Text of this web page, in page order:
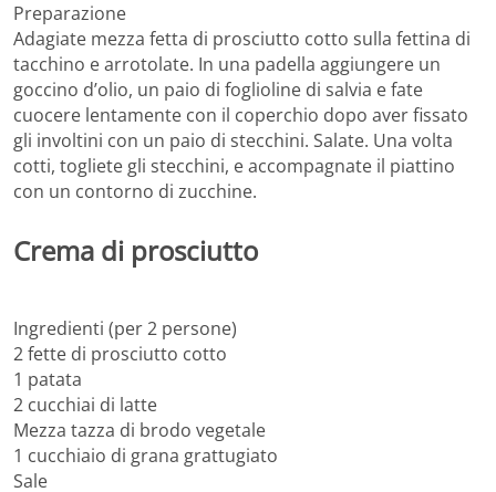
Preparazione
Adagiate mezza fetta di prosciutto cotto sulla fettina di
tacchino e arrotolate. In una padella aggiungere un
goccino d’olio, un paio di foglioline di salvia e fate
cuocere lentamente con il coperchio dopo aver fissato
gli involtini con un paio di stecchini. Salate. Una volta
cotti, togliete gli stecchini, e accompagnate il piattino
con un contorno di zucchine.
Crema di prosciutto
Ingredienti (per 2 persone)
2 fette di prosciutto cotto
1 patata
2 cucchiai di latte
Mezza tazza di brodo vegetale
1 cucchiaio di grana grattugiato
Sale